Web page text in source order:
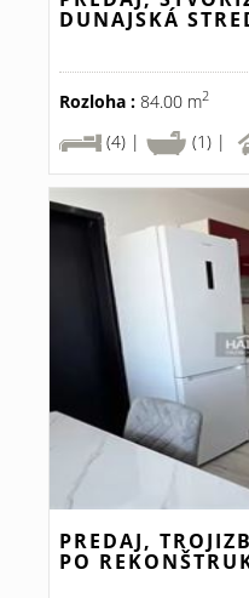
DUNAJSKÁ
Rozloha : 84.00 m2
(4) |
(1) |
PREDAJ,
PO